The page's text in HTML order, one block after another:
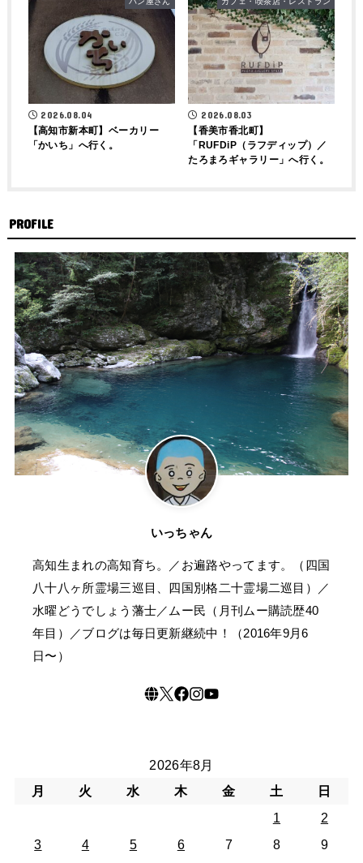
2026.08.04
【高知市新本町】ベーカリー
「かいち」へ行く。
2026.08.03
【香美市香北町】
「RUFDiP（ラフディップ）／
たろまろギャラリー」へ行く。
PROFILE
いっちゃん
高知生まれの高知育ち。／お遍路やってます。（四国
八十八ヶ所霊場三巡目、四国別格二十霊場二巡目）／
水曜どうでしょう藩士／ムー民（月刊ムー購読歴40
年目）／ブログは毎日更新継続中！（2016年9月6
日〜）
2026年8月
月
火 水 木 金 土
日
1
2
3
4 5 6 7 8
9